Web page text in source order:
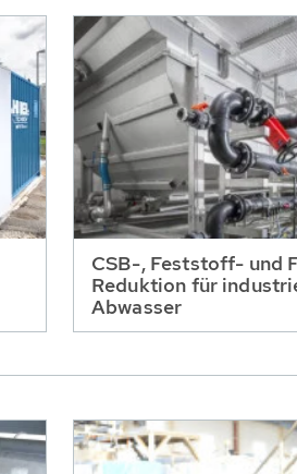
CSB-, Feststoff- und
Reduktion für
Abwasser